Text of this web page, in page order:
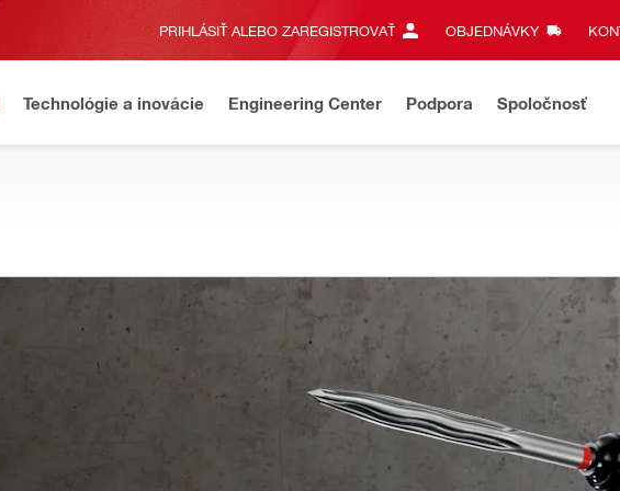
PRIHLÁSIŤ ALEBO ZAREGISTROVAŤ OBJEDNÁVKY
Technológie a inovácie Engineering Center Podpora Spoločnosť